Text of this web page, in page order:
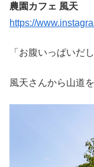
農園カフェ 風天
https://
「お腹いっぱいだ
風天さんから山道